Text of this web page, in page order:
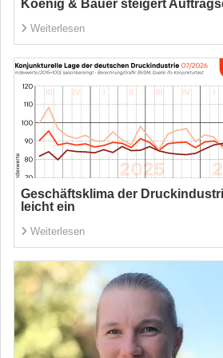
Koenig & Bauer steigert
Weiterlesen
Geschäftsklima der
leicht ein
Weiterlesen